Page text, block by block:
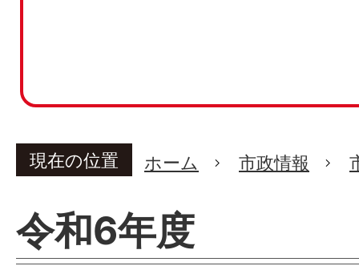
現在の位置 ホーム 市政情報
令和6年度